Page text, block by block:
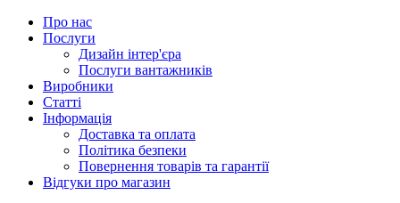
Про нас
Послуги
Дизайн інтер'єра
Послуги вантажників
Виробники
Статті
Інформація
Доставка та оплата
Політика безпеки
Повернення товарів та гарантії
Відгуки про магазин